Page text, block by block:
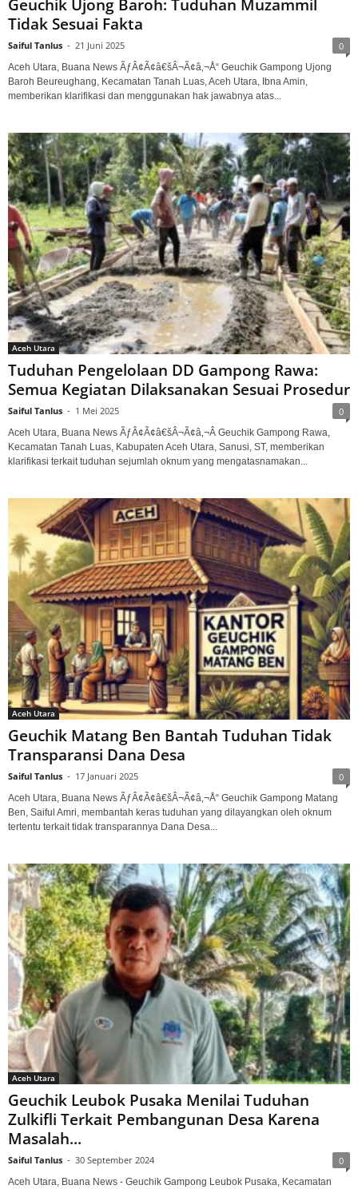
Geuchik Ujong Baroh: Tuduhan Muzammil
Tidak Sesuai Fakta
Saiful Tanlus - 21 Juni 2025 0
Aceh Utara, Buana News ÃƒÂ¢Ã¢â€šÂ¬Ã¢â‚¬Å“ Geuchik Gampong Ujong
Baroh Beureughang, Kecamatan Tanah Luas, Aceh Utara, Ibna Amin,
memberikan klarifikasi dan menggunakan hak jawabnya atas...
Aceh Utara
Tuduhan Pengelolaan DD Gampong Rawa:
Semua Kegiatan Dilaksanakan Sesuai Prosedur
Saiful Tanlus - 1 Mei 2025 0
Aceh Utara, Buana News ÃƒÂ¢Ã¢â€šÂ¬Ã¢â‚¬Â Geuchik Gampong Rawa,
Kecamatan Tanah Luas, Kabupaten Aceh Utara, Sanusi, ST, memberikan
klarifikasi terkait tuduhan sejumlah oknum yang mengatasnamakan...
Aceh Utara
Geuchik Matang Ben Bantah Tuduhan Tidak
Transparansi Dana Desa
Saiful Tanlus - 17 Januari 2025 0
Aceh Utara, Buana News ÃƒÂ¢Ã¢â€šÂ¬Ã¢â‚¬Å“ Geuchik Gampong Matang
Ben, Saiful Amri, membantah keras tuduhan yang dilayangkan oleh oknum
tertentu terkait tidak transparannya Dana Desa...
Aceh Utara
Geuchik Leubok Pusaka Menilai Tuduhan
Zulkifli Terkait Pembangunan Desa Karena
Masalah...
Saiful Tanlus - 30 September 2024 0
Aceh Utara, Buana News - Geuchik Gampong Leubok Pusaka, Kecamatan